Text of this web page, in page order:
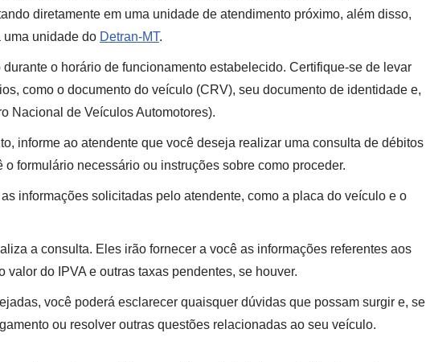
diretamente em uma unidade de atendimento próximo, além disso,
uma unidade do Detran-MT.
o horário de funcionamento estabelecido. Certifique-se de levar
como o documento do veículo (CRV), seu documento de identidade e,
Nacional de Veículos Automotores).
informe ao atendente que você deseja realizar uma consulta de débitos
formulário necessário ou instruções sobre como proceder.
informações solicitadas pelo atendente, como a placa do veículo e o
a consulta. Eles irão fornecer a você as informações referentes aos
do IPVA e outras taxas pendentes, se houver.
você poderá esclarecer quaisquer dúvidas que possam surgir e, se
ou resolver outras questões relacionadas ao seu veículo.